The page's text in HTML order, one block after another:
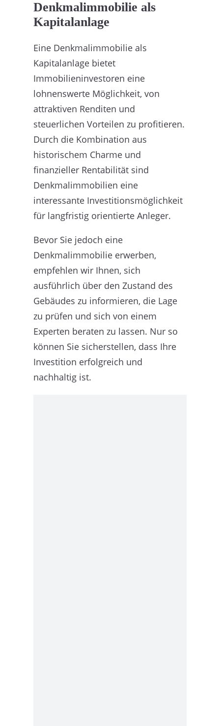
Denkmalimmobilie als
Kapitalanlage
Eine Denkmalimmobilie als
Kapitalanlage bietet
Immobilieninvestoren eine
lohnenswerte Möglichkeit, von
attraktiven Renditen und
steuerlichen Vorteilen zu profitieren.
Durch die Kombination aus
historischem Charme und
finanzieller Rentabilität sind
Denkmalimmobilien eine
interessante Investitionsmöglichkeit
für langfristig orientierte Anleger.
Bevor Sie jedoch eine
Denkmalimmobilie erwerben,
empfehlen wir Ihnen, sich
ausführlich über den Zustand des
Gebäudes zu informieren, die Lage
zu prüfen und sich von einem
Experten beraten zu lassen. Nur so
können Sie sicherstellen, dass Ihre
Investition erfolgreich und
nachhaltig ist.